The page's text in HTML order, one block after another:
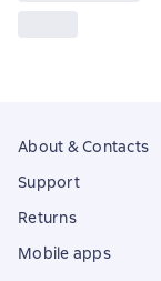
About & Contacts
Support
Returns
Mobile apps